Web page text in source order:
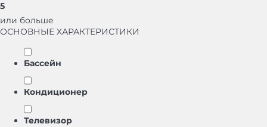
5
или больше
ОСНОВНЫЕ ХАРАКТЕРИСТИКИ
Бассейн
Кондиционер
Телевизор